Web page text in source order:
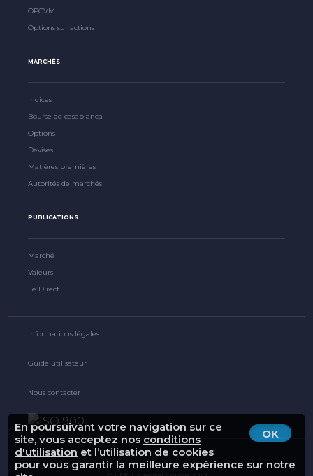
OK
En poursuivant votre navigation sur ce
site, vous acceptez nos conditions
d'utilisation et l’utilisation de cookies
pour vous garantir la meilleure expérience sur notre
OPCVM
Options sur actions
MARCHÉS
Indices
Bourse de casablanca
Options
Devises
Matières premières
Autorités de marchés
PUBLICATIONS
Marché
Valeurs
Le Direct
Informations légales
Guide utilisateur
Nous contacter